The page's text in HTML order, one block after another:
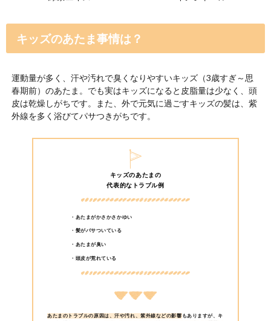
ッズ用シャンプー。子どもの頭